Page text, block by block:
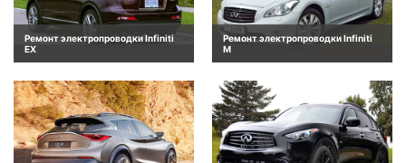
Ремонт электропроводки Infiniti
EX
Ремонт электропроводки Infiniti
M